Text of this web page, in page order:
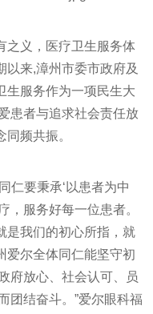
之义，医疗卫生服务体
以来,漳州市委市政府及
生服务作为一项民生大
患者与追求社会责任放
频共振。
仁要秉承‘以患者为中
，服务好每一位患者。
是我们的初心所指，就
爱尔全体同仁能坚守初
府放心、社会认可、员
团结奋斗。”爱尔眼科福